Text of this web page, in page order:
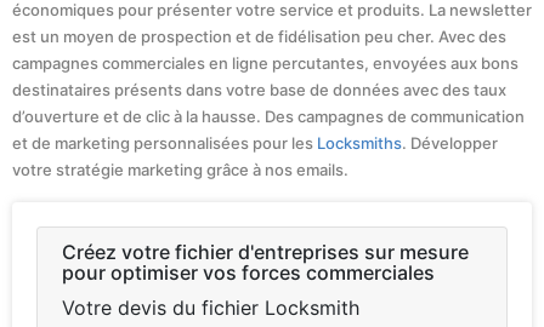
économiques pour présenter votre service et produits. La newsletter
est un moyen de prospection et de fidélisation peu cher. Avec des
campagnes commerciales en ligne percutantes, envoyées aux bons
destinataires présents dans votre base de données avec des taux
d’ouverture et de clic à la hausse. Des campagnes de communication
et de marketing personnalisées pour les Locksmiths. Développer
votre stratégie marketing grâce à nos emails.
Créez votre fichier d'entreprises sur mesure
pour optimiser vos forces commerciales
Votre devis du fichier Locksmith